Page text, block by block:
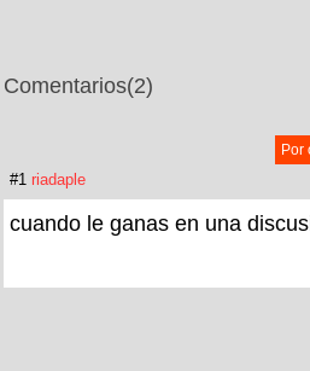
Comentarios(2)
Por
#1 riadaple
cuando le ganas en una